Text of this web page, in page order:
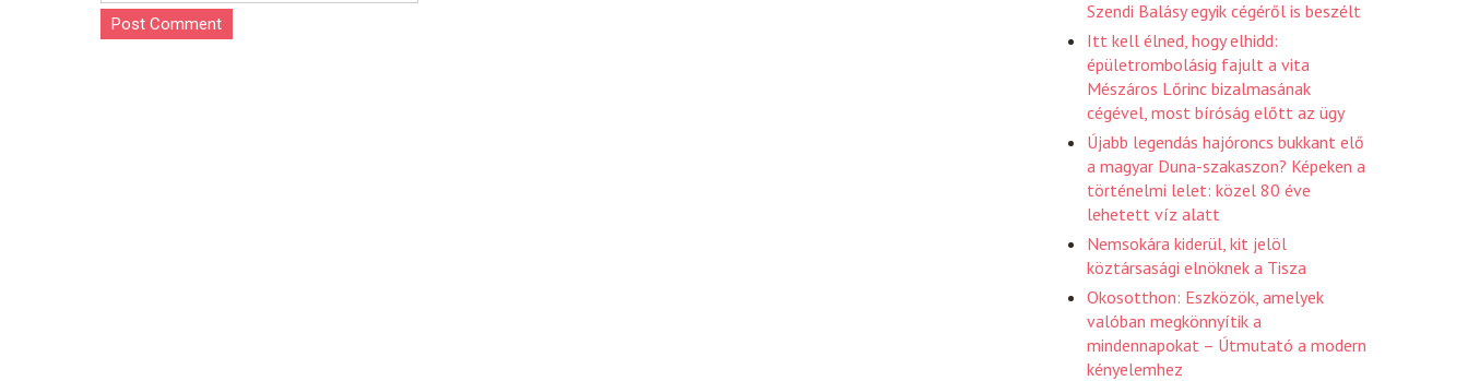
Szendi Balásy egyik cégéről is beszélt
Itt kell élned, hogy elhidd:
épületrombolásig fajult a vita
Mészáros Lőrinc bizalmasának
cégével, most bíróság előtt az ügy
Újabb legendás hajóroncs bukkant elő
a magyar Duna-szakaszon? Képeken a
történelmi lelet: közel 80 éve
lehetett víz alatt
Nemsokára kiderül, kit jelöl
köztársasági elnöknek a Tisza
Okosotthon: Eszközök, amelyek
valóban megkönnyítik a
mindennapokat – Útmutató a modern
kényelemhez